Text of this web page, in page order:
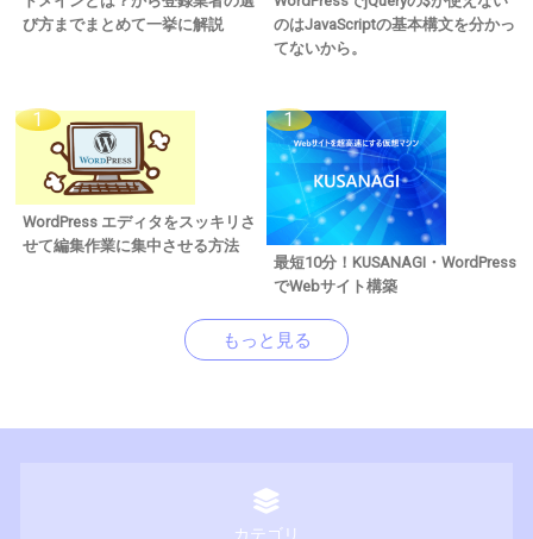
び方までまとめて一挙に解説
のはJavaScriptの基本構文を分かっ
てないから。
WordPress エディタをスッキリさ
せて編集作業に集中させる方法
最短10分！KUSANAGI・WordPress
でWebサイト構築
もっと見る
カテゴリ